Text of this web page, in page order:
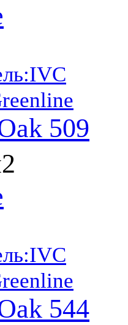
IVC
509
IVC
544